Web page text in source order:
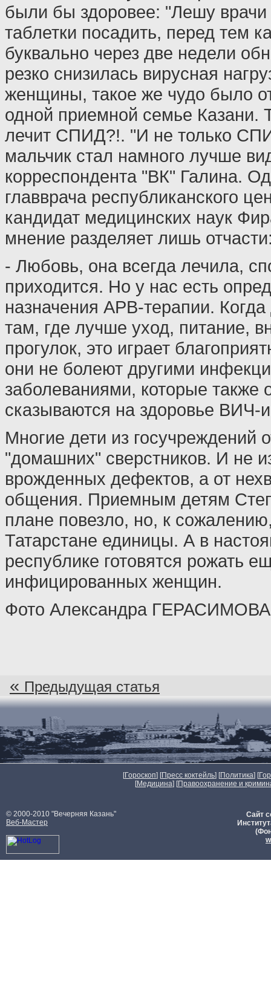
были бы здоровее: "Лешу врачи
таблетки посадить, перед тем
буквально через две недели
резко снизилась вирусная
женщины, такое же чудо было
одной приемной семье Казани.
лечит СПИД?!. "И не только
мальчик стал намного лучше
корреспондента "ВК" Галина.
главврача республиканского
кандидат медицинских наук
мнение разделяет лишь
- Любовь, она всегда лечила,
приходится. Но у нас есть
назначения АРВ-терапии.
там, где лучше уход, питание,
прогулок, это играет
они не болеют другими
заболеваниями, которые также
сказываются на здоровье
Многие дети из госучреждений
"домашних" сверстников. И не
врожденных дефектов, а от
общения. Приемным детям
плане повезло, но, к
Татарстане единицы. А в
республике готовятся рожать
инфицированных женщин.
Фото Александра
« Предыдущая статья
[Гороскоп] [Пресс коктейль] [Политика] [
[Медицина] [Правоохранение и
© 2000-2010 "Вечерняя Казань"
Веб-Мастер
Сайт